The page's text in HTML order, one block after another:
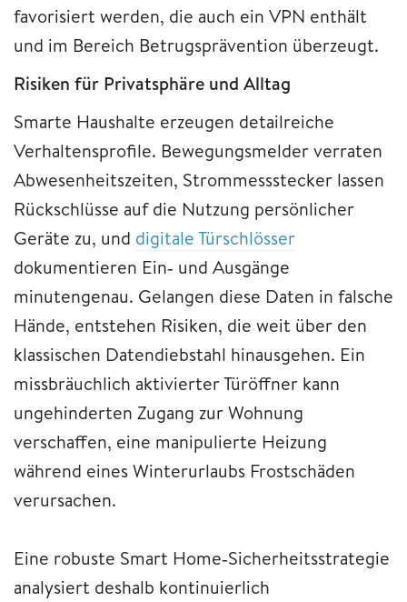
favorisiert werden, die auch ein VPN enthält
und im Bereich Betrugsprävention überzeugt.
Risiken für Privatsphäre und Alltag
Smarte Haushalte erzeugen detailreiche
Verhaltensprofile. Bewegungsmelder verraten
Abwesenheitszeiten, Strommessstecker lassen
Rückschlüsse auf die Nutzung persönlicher
Geräte zu, und digitale Türschlösser
dokumentieren Ein‑ und Ausgänge
minutengenau. Gelangen diese Daten in falsche
Hände, entstehen Risiken, die weit über den
klassischen Datendiebstahl hinausgehen. Ein
missbräuchlich aktivierter Türöffner kann
ungehinderten Zugang zur Wohnung
verschaffen, eine manipulierte Heizung
während eines Winterurlaubs Frostschäden
verursachen.
Eine robuste Smart Home‑Sicherheitsstrategie
analysiert deshalb kontinuierlich